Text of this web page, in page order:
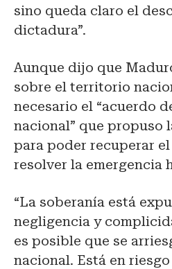
sino queda claro el
dictadura”.
Aunque dijo que
sobre el territorio
necesario el “acuerdo
nacional” que propuso
para poder recuperar
resolver la emergencia
“La soberanía está
negligencia y
es posible que se
nacional. Está en